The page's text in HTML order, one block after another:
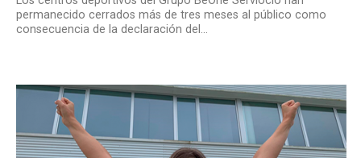
permanecido cerrados más de tres meses al público como
consecuencia de la declaración del...